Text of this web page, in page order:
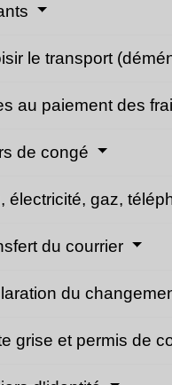
le transport
au paiement des
de congé
électricité, gaz,
du courrier
du
grise et permis de